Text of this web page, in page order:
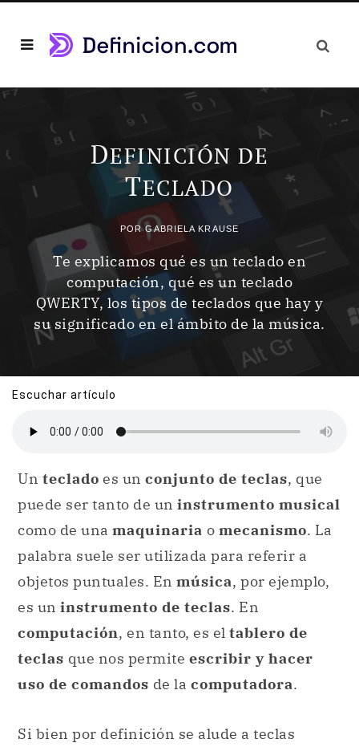
DEFINICIÓN DE
TECLADO
PORGABRIELA KRAUSE
Te explicamos qué es un teclado en
computación, qué es un teclado
QWERTY, los tipos de teclados que hay y
su significado en el ámbito de la música.
Escuchar artículo
Un teclado es un conjunto de teclas, que
puede ser tanto de un instrumento musical
como de una maquinaria o mecanismo. La
palabra suele ser utilizada para referir a
objetos puntuales. En música, por ejemplo,
es un instrumento de teclas. En
computación, en tanto, es el tablero de
teclas que nos permite escribir y hacer
uso de comandos de la computadora.
Si bien por definición se alude a teclas